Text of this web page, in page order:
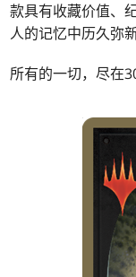
款具有收藏价值、
人的记忆中历久弥
所有的一切，尽在